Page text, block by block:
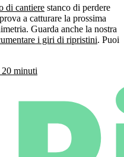
di cantiere stanco di perdere
a catturare la prossima
Guarda anche la nostra
i giri di ripristini. Puoi
20 minuti